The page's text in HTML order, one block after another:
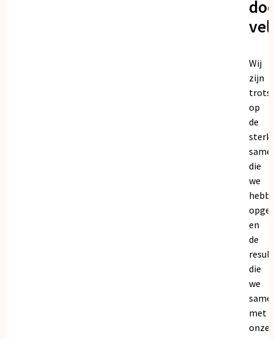
Wij
zijn
trots
op
de
die
we
en
de
die
we
met
onze